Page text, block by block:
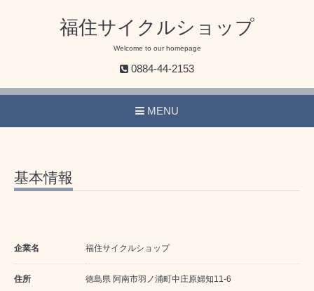
福住サイクルショップ
Welcome to our homepage
0884-44-2153
MENU
基本情報
企業名 福住サイクルショップ
住所 徳島県 阿南市羽ノ浦町中庄原婦知11-6